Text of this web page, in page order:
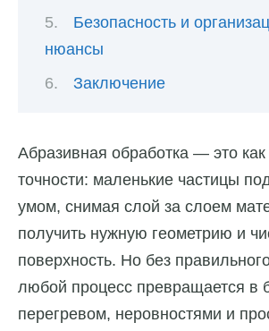
Безопасность и
нюансы
Заключение
Абразивная обработка — это как
точности: маленькие частицы
умом, снимая слой за слоем
получить нужную геометрию и
поверхность. Но без
любой процесс превращается в
перегревом, неровностями и